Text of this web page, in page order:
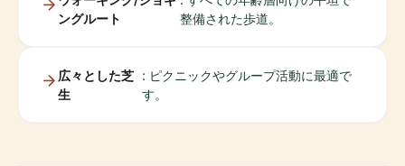
ングルート
整備された歩道。
広々とした芝
生
: ピクニックやグループ活動に最適で
す。